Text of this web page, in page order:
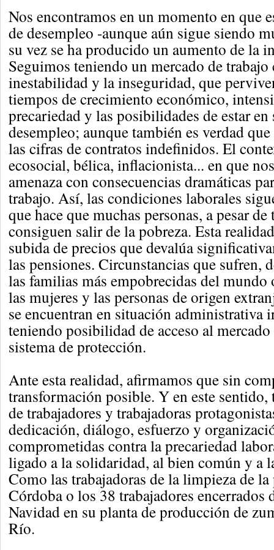
Nos encontramos en un momento en que
de desempleo -aunque aún sigue siendo
su vez se ha producido un aumento de la
Seguimos teniendo un mercado de
inestabilidad y la inseguridad, que
tiempos de crecimiento económico,
precariedad y las posibilidades de estar
desempleo; aunque también es verdad
las cifras de contratos indefinidos. El
ecosocial, bélica, inflacionista... en que
amenaza con consecuencias dramáticas
trabajo. Así, las condiciones laborales
que hace que muchas personas, a pesar
consiguen salir de la pobreza. Esta
subida de precios que devalúa
las pensiones. Circunstancias que sufren,
las familias más empobrecidas del mundo
las mujeres y las personas de origen
se encuentran en situación administrativa
teniendo posibilidad de acceso al
sistema de protección.
Ante esta realidad, afirmamos que sin
transformación posible. Y en este sentido,
de trabajadores y trabajadoras
dedicación, diálogo, esfuerzo y
comprometidas contra la precariedad
ligado a la solidaridad, al bien común y a
Como las trabajadoras de la limpieza de
Córdoba o los 38 trabajadores encerrados
Navidad en su planta de producción de
Río.